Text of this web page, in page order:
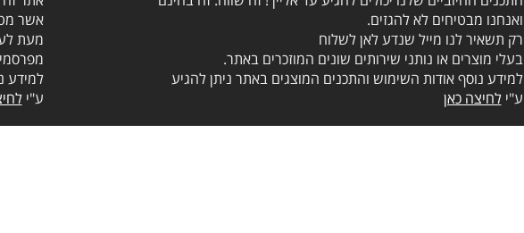
ואנחנו מבטיחים לא להגזים.
רק תשאיר לנו מייל שנדע לאן לשלוח
בעלי מוצרים או נותני שירותים שונים המוזכרים באתר.
למידע נוסף אודות השימוש והתכנים המוצגים באתר ניתן להגיע
ע"ילחיצה כאן
אשר
מעת
למידע
ע"י